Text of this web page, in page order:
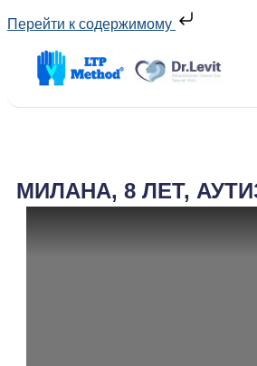
Перейти к содержимому
МИЛАНА, 8 ЛЕТ,